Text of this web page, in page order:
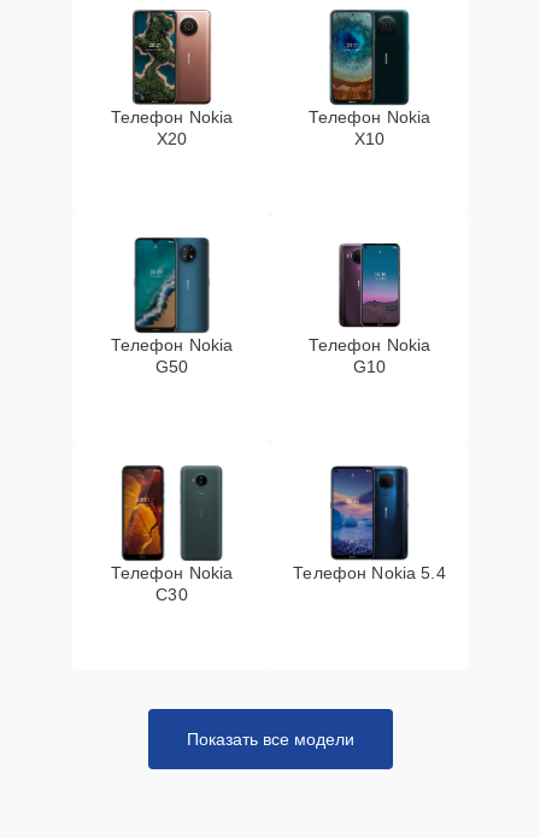
Телефон Nokia
X20
Телефон Nokia
X10
Телефон Nokia
G50
Телефон Nokia
G10
Телефон Nokia
C30
Телефон Nokia 5.4
Показать все модели